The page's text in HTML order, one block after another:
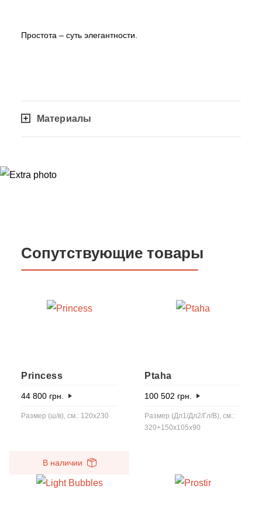
Простота – суть элегантности.
Материалы
Сопутствующие товары
Princess
44 800 грн.
Размер (ш/в), см.: 120х230
Ptaha
100 502 грн.
Размер (Дл1/Дл2/Гл/В), см.:
320+150x105x90
В наличии